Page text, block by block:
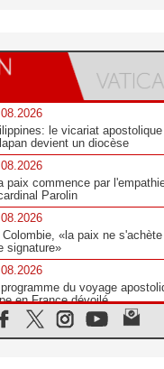
le vicariat
devient un diocèse
paix commence par
Parolin
Colombie, «la paix ne
signature»
programme du voyage
en France dévoilé
Conférence continentale sur